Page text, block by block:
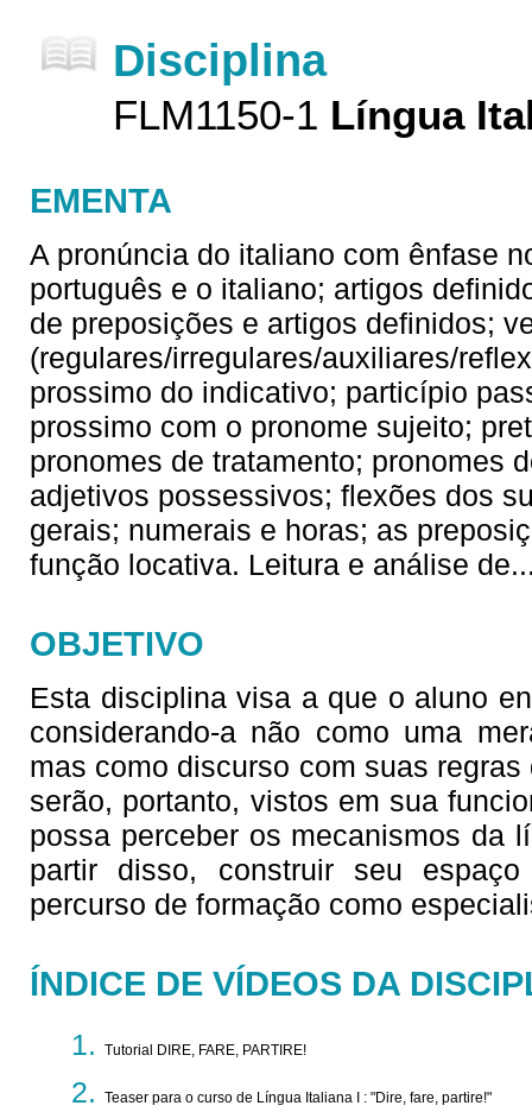
Disciplina
FLM1150-1 Língua
EMENTA
A pronúncia do italiano com ênfase
português e o italiano; artigos
de preposições e artigos definidos;
(regulares/irregulares/auxiliares/
prossimo do indicativo; particípio
prossimo com o pronome sujeito;
pronomes de tratamento; pronomes
adjetivos possessivos; flexões dos
gerais; numerais e horas; as
função locativa. Leitura e análise de
OBJETIVO
Esta disciplina visa a que o aluno
considerando-a não como uma
mas como discurso com suas
serão, portanto, vistos em sua
possa perceber os mecanismos da
partir disso, construir seu
percurso de formação como
ÍNDICE DE VÍDEOS DA
Tutorial DIRE, FARE, PARTIRE!
Teaser para o curso de Língua Italiana I : "Dire, fare, partire!"